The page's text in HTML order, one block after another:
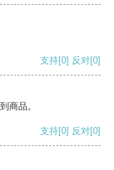
支持[0] 反对[0]
商品。
支持[0] 反对[0]